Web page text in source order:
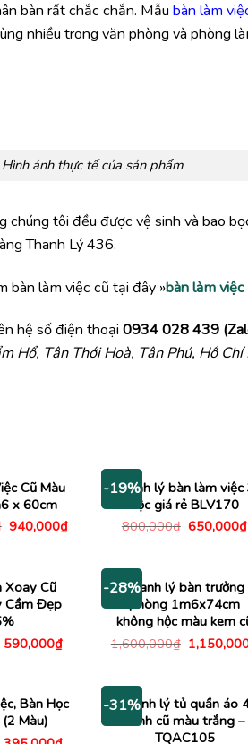
bàn rất chắc chắn. Mẫu bàn làm
nhiều trong văn phòng và phòng
Hình ảnh thực tế của sản phẩm
chúng tôi đều được vệ sinh và bao
Thanh Lý 436.
bàn làm việc cũ tại đây »bàn làm việc
hệ số điện thoại 0934 028 439
Hổ, Tân Thới Hoà, Tân Phú, Hồ
Cũ Màu
x 60cm
Giá
940,000₫Giá
940,000₫.
-19%
Thanh lý bàn làm việc
hộc giá rẻ BLV170
800,000₫ Giá
650,000₫
Xoay Cũ
Cầm Đẹp
Giá
590,000₫Giá
590,000₫.
-28%Thanh lý bàn trưởng
phòng 1m6x74cm
không hộc màu kem
1,600,000₫ Giá
gốc
Bàn Học
Màu)
-31%
Thanh lý tủ quần áo
cánh cũ màu trắng –
TQAC105